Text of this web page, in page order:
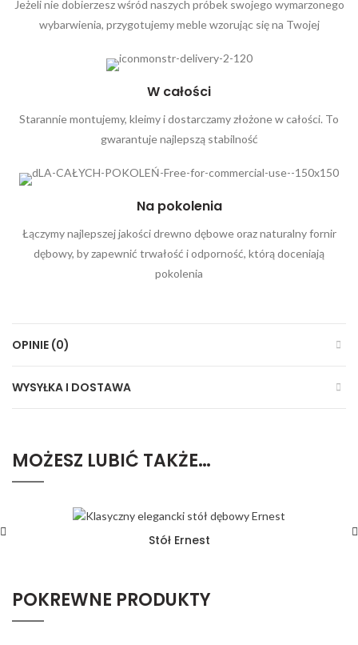
Jeżeli nie dobierzesz wśród naszych próbek swojego wymarzonego
wybarwienia, przygotujemy meble wzorując się na Twojej
W całości
Starannie montujemy, kleimy i dostarczamy złożone w całości. To
gwarantuje najlepszą stabilność
Na pokolenia
Łączymy najlepszej jakości drewno dębowe oraz naturalny fornir
dębowy, by zapewnić trwałość i odporność, którą doceniają
pokolenia
OPINIE (0)
WYSYŁKA I DOSTAWA
MOŻESZ LUBIĆ TAKŻE…
Stół Ernest
POKREWNE PRODUKTY